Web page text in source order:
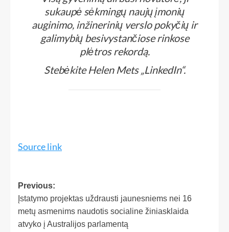
sukaupė sėkmingų naujų įmonių
auginimo, inžinerinių verslo pokyčių ir
galimybių besivystančiose rinkose
plėtros rekordą.
Stebėkite Helen Mets „LinkedIn“.
Source link
Previous:
Įstatymo projektas uždrausti jaunesniems nei 16
metų asmenims naudotis socialine žiniasklaida
atvyko į Australijos parlamentą